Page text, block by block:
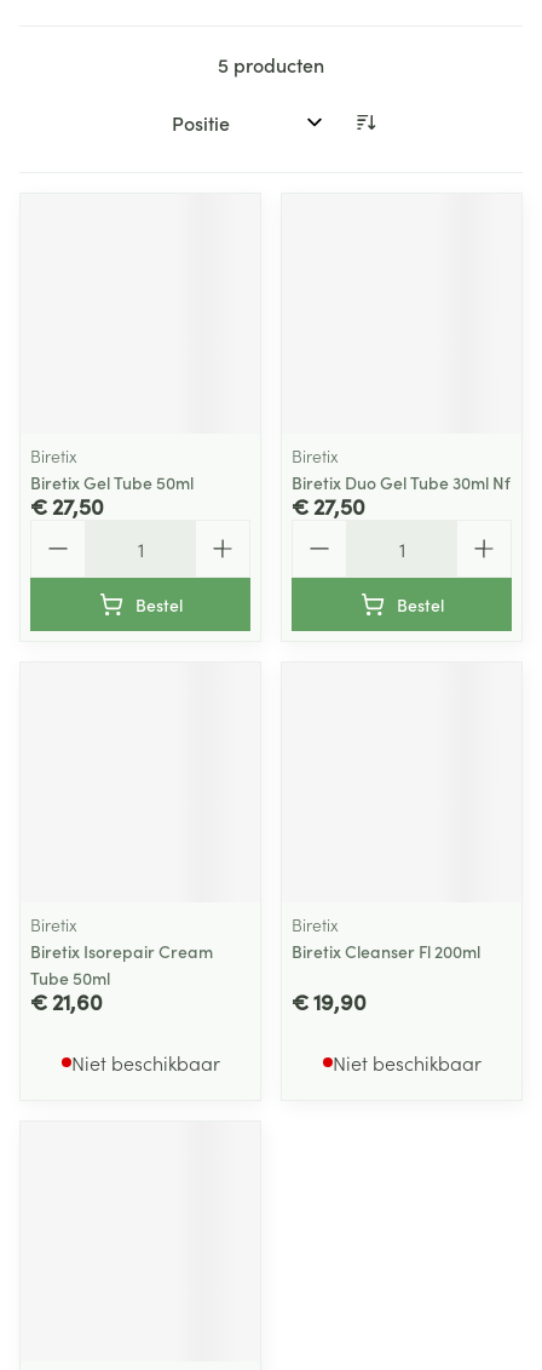
5 producten
Sorteer op:
Biretix
Biretix Gel Tube 50ml
€ 27,50
Bestel
Biretix
Biretix Duo Gel Tube 30ml Nf
€ 27,50
Bestel
Biretix
Biretix Isorepair Cream
Tube 50ml
€ 21,60
Niet beschikbaar
Biretix
Biretix Cleanser Fl 200ml
€ 19,90
Niet beschikbaar